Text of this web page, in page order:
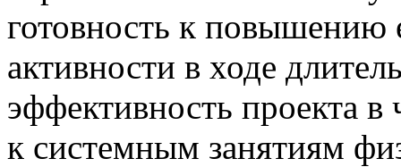
готовность к повышению
активности в ходе
эффективность проекта
к системным занятиям